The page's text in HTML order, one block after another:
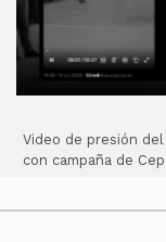
Video de presión
con campaña de